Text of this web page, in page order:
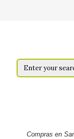
Compras en